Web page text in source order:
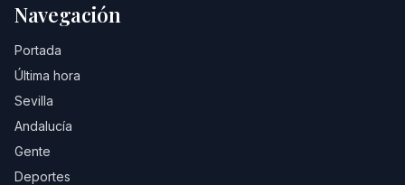
Navegación
Portada
Última hora
Sevilla
Andalucía
Gente
Deportes